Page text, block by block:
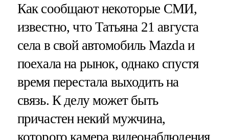
Как сообщают некоторые СМИ,
известно, что Татьяна 21 августа
села в свой автомобиль Mazda и
поехала на рынок, однако спустя
время перестала выходить на
связь. К делу может быть
причастен некий мужчина,
которого камера видеонаблюдения